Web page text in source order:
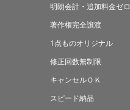
明朗会計・追加料金ゼロ
著作権完全譲渡
1点ものオリジナル
修正回数無制限
キャンセルＯＫ
スピード納品